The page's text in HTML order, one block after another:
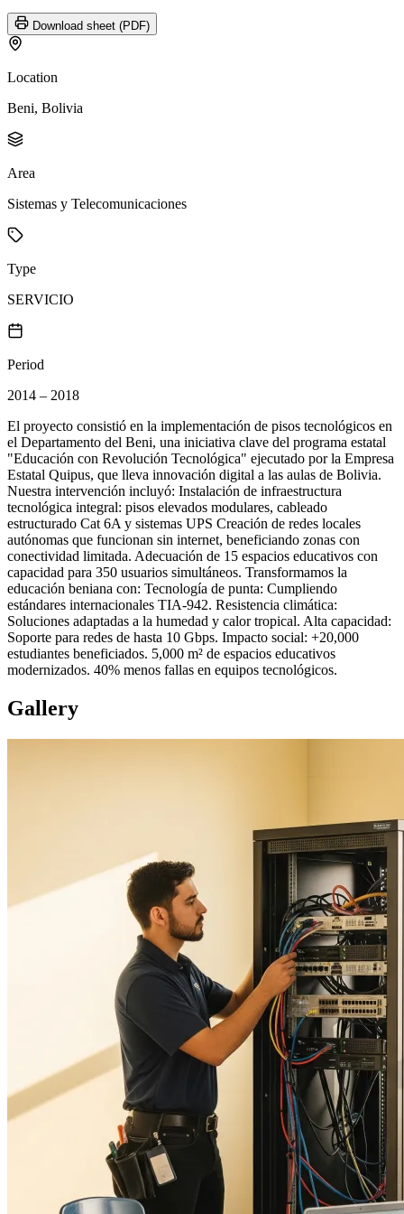
Download sheet (PDF)
Location
Beni, Bolivia
Area
Sistemas y Telecomunicaciones
Type
SERVICIO
Period
2014 – 2018
El proyecto consistió en la implementación de pisos tecnológicos en
el Departamento del Beni, una iniciativa clave del programa estatal
"Educación con Revolución Tecnológica" ejecutado por la Empresa
Estatal Quipus, que lleva innovación digital a las aulas de Bolivia.
Nuestra intervención incluyó: Instalación de infraestructura
tecnológica integral: pisos elevados modulares, cableado
estructurado Cat 6A y sistemas UPS Creación de redes locales
autónomas que funcionan sin internet, beneficiando zonas con
conectividad limitada. Adecuación de 15 espacios educativos con
capacidad para 350 usuarios simultáneos. Transformamos la
educación beniana con: Tecnología de punta: Cumpliendo
estándares internacionales TIA-942. Resistencia climática:
Soluciones adaptadas a la humedad y calor tropical. Alta capacidad:
Soporte para redes de hasta 10 Gbps. Impacto social: +20,000
estudiantes beneficiados. 5,000 m² de espacios educativos
modernizados. 40% menos fallas en equipos tecnológicos.
Gallery